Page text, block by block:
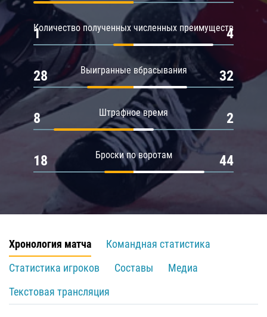
Количество полученных численных преимуществ
1 4
Выигранные вбрасывания
28 32
Штрафное время
8 2
Броски по воротам
18 44
Хронология матча
Командная статистика
Статистика игроков
Составы
Медиа
Текстовая трансляция